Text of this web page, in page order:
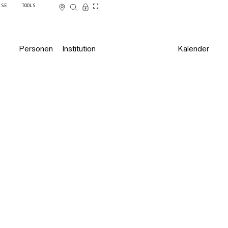
TOOLS
Personen Institution Kalender